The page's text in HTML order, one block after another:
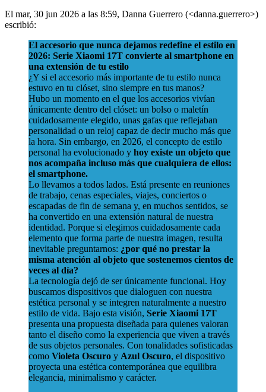
El mar, 30 jun 2026 a las 8:59, Danna Guerrero (<danna.guerrero>)
escribió:
El accesorio que nunca dejamos redefine el estilo en
2026: Serie Xiaomi 17T convierte al smartphone en
una extensión de tu estilo
¿Y si el accesorio más importante de tu estilo nunca
estuvo en tu clóset, sino siempre en tus manos?
Hubo un momento en el que los accesorios vivían
únicamente dentro del clóset: un bolso o maletín
cuidadosamente elegido, unas gafas que reflejaban
personalidad o un reloj capaz de decir mucho más que
la hora. Sin embargo, en 2026, el concepto de estilo
personal ha evolucionado y hoy existe un objeto que
nos acompaña incluso más que cualquiera de ellos:
el smartphone.
Lo llevamos a todos lados. Está presente en reuniones
de trabajo, cenas especiales, viajes, conciertos o
escapadas de fin de semana y, en muchos sentidos, se
ha convertido en una extensión natural de nuestra
identidad. Porque si elegimos cuidadosamente cada
elemento que forma parte de nuestra imagen, resulta
inevitable preguntarnos: ¿por qué no prestar la
misma atención al objeto que sostenemos cientos de
veces al día?
La tecnología dejó de ser únicamente funcional. Hoy
buscamos dispositivos que dialoguen con nuestra
estética personal y se integren naturalmente a nuestro
estilo de vida. Bajo esta visión, Serie Xiaomi 17T
presenta una propuesta diseñada para quienes valoran
tanto el diseño como la experiencia que viven a través
de sus objetos personales. Con tonalidades sofisticadas
como Violeta Oscuro y Azul Oscuro, el dispositivo
proyecta una estética contemporánea que equilibra
elegancia, minimalismo y carácter.